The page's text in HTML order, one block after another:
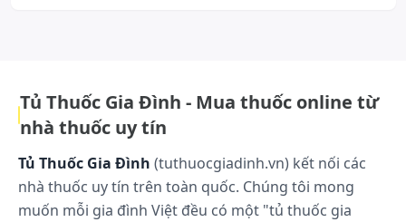
Dược động học
Trong điều kiện bình thường, tổng lượng albumin
có thể trao đổi là 4-5 g/kg trong lượng cơ thể, trong
đó khoảng 40–45% tại mạch máu, 55-60% ở bên
ngoài mạch máu.
Tủ Thuốc Gia Đình - Mua thuốc online từ
nhà thuốc uy tín
Tủ Thuốc Gia Đình (tuthuocgiadinh.vn) kết nối các
nhà thuốc uy tín trên toàn quốc. Chúng tôi mong
muốn mỗi gia đình Việt đều có một "tủ thuốc gia